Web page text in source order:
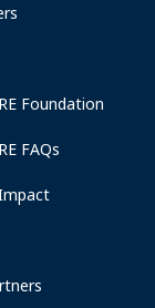
Foundation
FAQs